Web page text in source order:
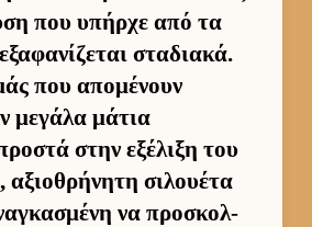
που υπήρχε από τα
σταδια­κά.
που απομένουν
μεγάλα μάτια
στην εξέλιξη του
σιλου­έτα
να προσκολ­